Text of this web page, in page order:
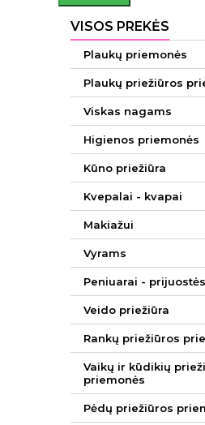
VISOS PREKĖS
Plaukų priemonės
Plaukų priežiūros
Viskas nagams
Higienos priemonės
Kūno priežiūra
Kvepalai - kvapai
Makiažui
Vyrams
Peniuarai - prijuostės
Veido priežiūra
Rankų priežiūros
Vaikų ir kūdikių
priemonės
Pėdų priežiūros